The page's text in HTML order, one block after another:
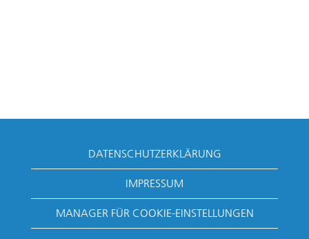
DATENSCHUTZERKLÄRUNG
IMPRESSUM
MANAGER FÜR COOKIE-EINSTELLUNGEN